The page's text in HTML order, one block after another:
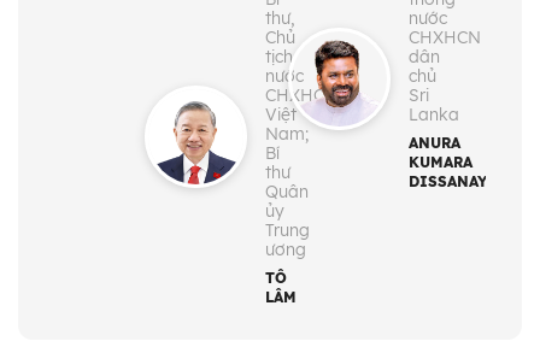
thư,
Chủ
tịch
nước
CHXHCN
Việt
Nam;
Bí
thư
Quân
ủy
Trung
ương
TÔ
LÂM
nước
CHXHCN
dân
chủ
Sri
Lanka
ANURA
KUMARA
DISSANAYAKA